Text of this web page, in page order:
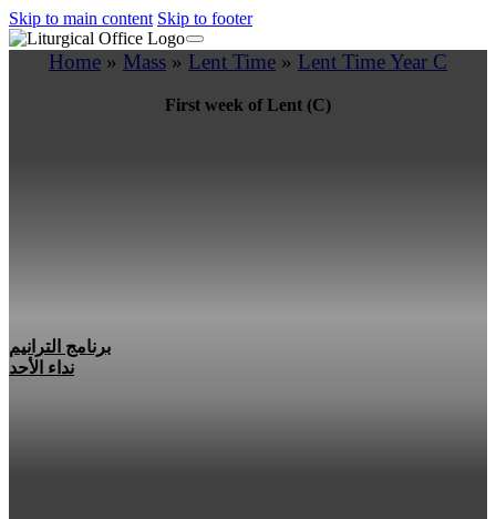
Skip to main content Skip to footer
Home » Mass » Lent Time » Lent Time Year C
First week of Lent (C)
برنامج الترانيم
نداء الأحد